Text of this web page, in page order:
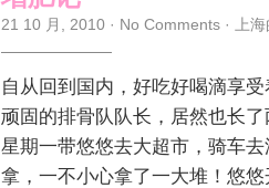
21 10 月, 2010 · No Comments · 上海
自从回到国内，好吃好喝滴享
顽固的排骨队队长，居然也长了
星期一带悠悠去大超市，骑车
拿，一不小心拿了一大堆！悠